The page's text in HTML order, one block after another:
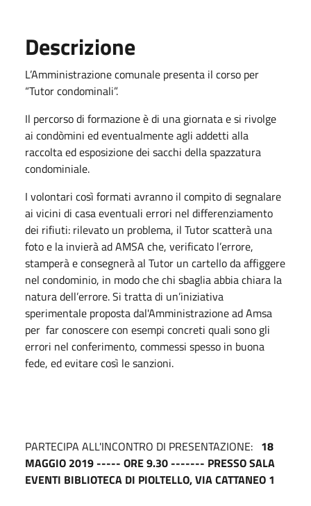
Descrizione
L’Amministrazione comunale presenta il corso per
“Tutor condominali”.
Il percorso di formazione è di una giornata e si rivolge
ai condòmini ed eventualmente agli addetti alla
raccolta ed esposizione dei sacchi della spazzatura
condominiale.
I volontari così formati avranno il compito di segnalare
ai vicini di casa eventuali errori nel differenziamento
dei rifiuti: rilevato un problema, il Tutor scatterà una
foto e la invierà ad AMSA che, verificato l’errore,
stamperà e consegnerà al Tutor un cartello da affiggere
nel condominio, in modo che chi sbaglia abbia chiara la
natura dell’errore. Si tratta di un’iniziativa
sperimentale proposta dal'Amministrazione ad Amsa
per far conoscere con esempi concreti quali sono gli
errori nel conferimento, commessi spesso in buona
fede, ed evitare così le sanzioni.
PARTECIPA ALL'INCONTRO DI PRESENTAZIONE: 18
MAGGIO 2019 ----- ORE 9.30 ------- PRESSO SALA
EVENTI BIBLIOTECA DI PIOLTELLO, VIA CATTANEO 1